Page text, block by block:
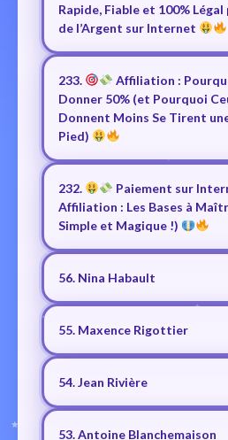
Rapide, Fiable et 100%
de l’Argent sur Internet
233.
Affiliation :
Donner 50% (et Pourquoi
Donnent Moins Se Tirent
Pied)
232.
Paiement sur
Affiliation : Les Bases à
Simple et Magique !)
56. Nina Habault
55. Maxence Rigottier
54. Jean Rivière
53. Antoine Blanchemaison